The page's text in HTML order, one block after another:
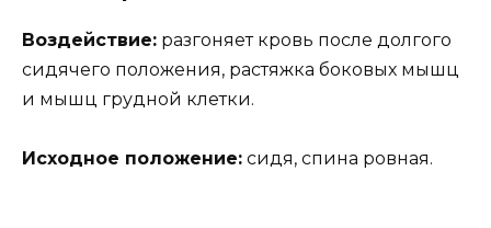
Воздействие: разгоняет кровь после долгого
сидячего положения, растяжка боковых мышц
и мышц грудной клетки.
Исходное положение: сидя, спина ровная.